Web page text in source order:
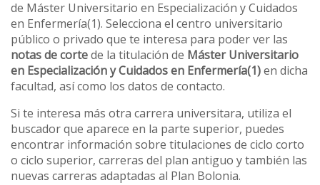
de Máster Universitario en Especialización y Cuidados
en Enfermería(1). Selecciona el centro universitario
público o privado que te interesa para poder ver las
notas de cortede la titulación de Máster Universitario
en Especialización y Cuidados en Enfermería(1)en dicha
facultad, así como los datos de contacto.
Si te interesa más otra carrera universitara, utiliza el
buscador que aparece en la parte superior, puedes
encontrar información sobre titulaciones de ciclo corto
o ciclo superior, carreras del plan antiguo y también las
nuevas carreras adaptadas al Plan Bolonia.